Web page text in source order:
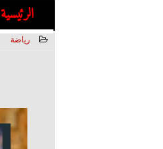
الرئيسية
رياضة